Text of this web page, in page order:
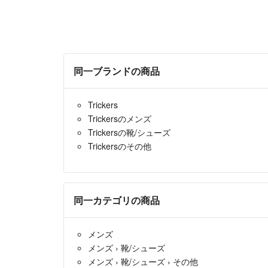
同一ブランドの商品
Trickers
Trickersのメンズ
Trickersの靴/シューズ
Trickersのその他
同一カテゴリの商品
メンズ
メンズ › 靴/シューズ
メンズ › 靴/シューズ › その他